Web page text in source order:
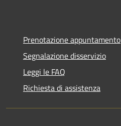
Prenotazione appuntamento
Segnalazione disservizio
Leggi le FAQ
Richiesta di assistenza